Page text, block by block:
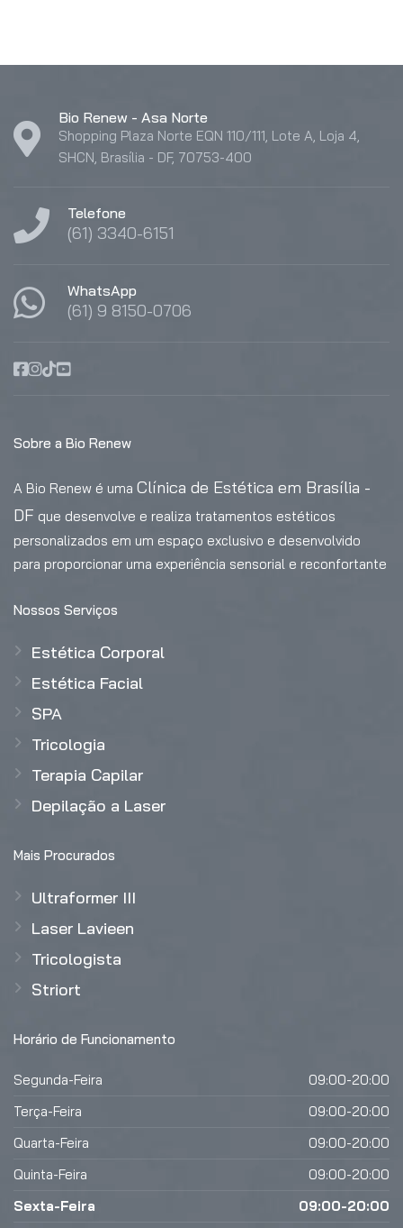
Bio Renew - Asa Norte
Shopping Plaza Norte EQN 110/111, Lote A, Loja 4,
SHCN, Brasília - DF, 70753-400
Telefone
(61) 3340-6151
WhatsApp
(61) 9 8150-0706
Sobre a Bio Renew
A Bio Renew é uma Clínica de Estética em Brasília -
DF que desenvolve e realiza tratamentos estéticos
personalizados em um espaço exclusivo e desenvolvido
para proporcionar uma experiência sensorial e reconfortante
Nossos Serviços
Estética Corporal
Estética Facial
SPA
Tricologia
Terapia Capilar
Depilação a Laser
Mais Procurados
Ultraformer III
Laser Lavieen
Tricologista
Striort
Horário de Funcionamento
Segunda-Feira
09:00-20:00
Terça-Feira
09:00-20:00
Quarta-Feira
09:00-20:00
Quinta-Feira
09:00-20:00
Sexta-Feira
09:00-20:00